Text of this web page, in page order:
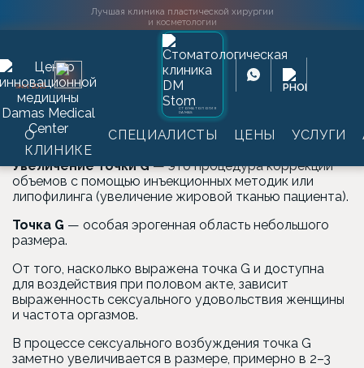
Лучшая клиника пластической хирургии
и косметологии
SINCE2016
СТОМАТОЛОГИЯ
DAMAS
О
КЛИНИКЕ
СПЕЦИАЛИСТЫ ЦЕНЫ УСЛУГИ
Главная →Услуги Гинекология Увеличение точки G
Увеличение точки G
Увеличение точки G— это процедура коррекции
объемов с помощью инъекционных методик или
липофилинга (увеличение жировой тканью пациента).
Точка G — особая эрогенная область небольшого
размера.
От того, насколько выражена точка G и доступна
для воздействия при половом акте, зависит
выраженность сексуального удовольствия женщины
и частота оргазмов.
В процессе сексуального возбуждения точка G
заметно увеличивается в размере, примерно в 2–3